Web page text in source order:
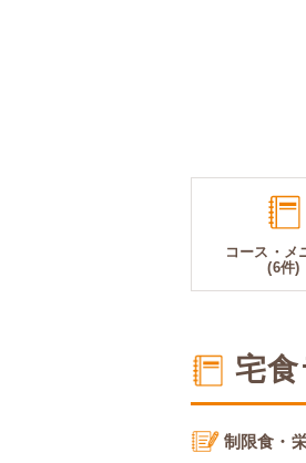
コース・メ
(6件)
宅
制限食・